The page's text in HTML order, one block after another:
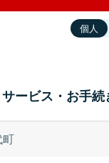
個人
サービス・お手続